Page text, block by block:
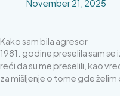
November 21, 2025
Kako sam bila agresor
1981. godine preselila sam
reći da su me preselili, kao
za mišljenje o tome gde želim